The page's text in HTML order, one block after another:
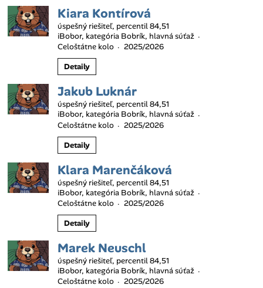
Kiara Kontírová
úspešný riešiteľ, percentil 84,51
iBobor, kategória Bobrík, hlavná súťaž ·
Celoštátne kolo · 2025/2026
Detaily
Jakub Luknár
úspešný riešiteľ, percentil 84,51
iBobor, kategória Bobrík, hlavná súťaž ·
Celoštátne kolo · 2025/2026
Detaily
Klara Marenčáková
úspešný riešiteľ, percentil 84,51
iBobor, kategória Bobrík, hlavná súťaž ·
Celoštátne kolo · 2025/2026
Detaily
Marek Neuschl
úspešný riešiteľ, percentil 84,51
iBobor, kategória Bobrík, hlavná súťaž ·
Celoštátne kolo · 2025/2026